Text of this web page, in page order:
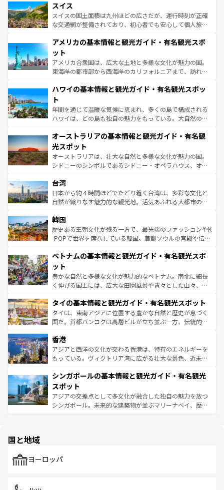
を参照してほしい。
は、お酒好きな人にはぜひ体験してほしい。 なお、新着の
ドイツ情報はコンテンツ一覧を参照してほしい。
リアごとに異なる魅力がある。また、優雅なアフタヌーン
ティー、ビール好きにはたまらない英国パブ、サッカー観
戦など、本場だからこそできる体験も豊富。イギリスを旅
ンツ一覧を参照してほしい。
スイス
スイスの国土面積は九州ほどの広さだが、運行時刻が正確
な交通網が整備されており、初心者でも安心して個人旅行
の建物がそのまま残る町や、スイスならではのユニークな
博物館もあり、アルプス観光だけでなく町歩きも満喫する
ことができる。国民の所得が高いため物価も高いが、旅行
者向けの交通パス提供のサービスもあり、うまく活用すれ
着のスイス情報はコンテンツ一覧を参照してほしい。
アメリカの基本情報と観光ガイド・有名観光スポ
ット
アメリカ合衆国は、広大な土地と多様な文化が魅力の国。
東海岸の都市部から西海岸のカリフォルニアまで、訪れる
のような巨大都市は、観光、ショッピング、エンターテイ
ンメントが詰まった刺激的なスポットだ。一方、アメリカ
西部には大自然が広がり、グランドキャニオンやイエロー
ストーン国立公園といった絶景が堪能できる。さらに、南
文化が魅力。旅行者はアメリカの各地域で異なる魅力を楽
しみながら、その多様性と豊かな歴史を感じることができ
るだろう。車でのロードトリップや列車の旅も、アメリカ
ならではの贅沢な旅のスタイルだ。 なお、新着のアメリカ
情報は コンテンツ一覧 を参照してほしい。
ハワイの基本情報と観光ガイド・有名観光スポッ
ト
年間を通じて温暖な気候に恵まれ、多くの島で構成される
ハワイは、どの島も独自の魅力をもっている。大自然の神
ワイ島は見逃せない。また、定番の観光地といえばオアフ
島だが、静かな自然を求めるならマウイ島やカウアイ島が
おすすめ。エメラルドグリーンに輝く海をはじめ、豊かな
文化や歴史が息づいている。「アロハスピリット」と呼ば
人々、おいしいローカルフードやハワイアンミュージッ
ク、伝統的なフラダンスなど、すべてがハワイの魅力を彩
っている。訪れるたびに新しい発見と感動が待っているハ
はコンテンツ一覧
オーストラリアの基本情報と観光ガイド・有名観
光スポット
オーストラリアは、壮大な自然と多様な文化が魅力の国。
シドニーのシンボルであるシドニー・オペラハウス、オー
リアリーフや大陸中央部にそびえるウルル（エアーズロッ
ク）、タスマニアの美しい原生林やケアンズの熱帯雨林な
ど、見どころがたくさん。また、カフェやワイン、オージ
いる。アクティビティも充実しており、サーフィンやダイ
ビング、ハイキングなど、アウトドア好きにはたまらな
い。オーストラリアの多彩な魅力を存分に味わいつくそ
参照してほしい。
台湾
日本から約４時間ほどでたどり着く台湾は、多彩な文化と
自然が織りなす魅力的な観光地。活気あふれる大都市の台
ン）、静ひつな山岳地帯である台湾東部など、都市の喧騒
と山間の静けさが共存しており、訪れる人に新しい発見と
驚きをもたらしてくれる。また、奥深い台湾の食文化も魅
容にもいいと評判のスイーツなど、バラエティ豊かな料理
照してほしい。
韓国
歴史ある王朝文化が残る一方で、最先端のファッションやK
-POPで世界を席巻している韓国。首都ソウルの宮殿や伝統
き、地方に足を延ばせば四季折々の自然美を楽しむことが
できる。そして、キムチや焼肉、絶品のストリートフード
まで、さまざまな韓国料理が待っている。夜には、韓国な
らではのナイトライフも堪能できる。あたたかいホスピタ
わってみてほしい。 なお、新着の韓国情報はコンテンツ一
覧 を参照してほしい。
ベトナムの基本情報と観光ガイド・有名観光スポ
ット
豊かな自然と多様な文化が魅力的なベトナム。南北に細長
く伸びる国土には、広大な田園風景や青々とした山々、世
急速な発展と共に伝統が息づく。ハノイの古い町並みやホ
ーチミン市のフランス統治時代の建物も、独特の雰囲気を
醸し出している。また、バラエティの豊かさとおいしさで
とつ。フォーやバインミー、ベトナムコーヒーなどは、ぜ
ひ現地で味わいたい。どの地域を訪れてもあたたかい人々
が旅行者を迎えてくれるので、きっと忘れられない旅にな
参照してほしい。
タイの基本情報と観光ガイド・有名観光スポット
タイは、東南アジアに位置する豊かな自然と歴史が息づく
国だ。首都バンコクは高層ビルが立ち並ぶ一方、伝統的な
の活気が交差している。北部ではチェンマイなどの山岳地
帯で自然と触れ合い、南部ではプーケットやクラビの美し
いビーチでリゾート気分を楽しむことができる。タイ料理
激する。気候は一年中温暖で、どの季節にも異なる楽しみ
が待っている。親しみやすいタイの人々、仏教を中心とし
た文化、そして多様な観光資源が、訪れる旅人を魅了し続
ける。 なお、新着のタイ情報はコンテンツ一覧を参照して
香港
アジアと西洋の文化が交わる香港は、特有のエネルギーを
もっている。ヴィクトリア湾に広がる壮大な景色、近未来
み、どこを訪れても感動するはず。観光スポットが密集し
ており、効率よく見どころを回れるのも魅力。息をのむよ
うな絶景から文化的な体験まで、香港を存分に楽しみ尽く
そう。 なお、新着の香港情報はコンテンツ一覧を参照して
シンガポールの基本情報と観光ガイド・有名観光
スポット
アジアの交差点として多文化が融合した独自の魅力を放つ
シンガポール。未来的な建築物が並ぶマリーナベイ、歴史
で、ホーカーズは地元の風情を楽しめる外せないスポット
国と地域
ヨーロッパ